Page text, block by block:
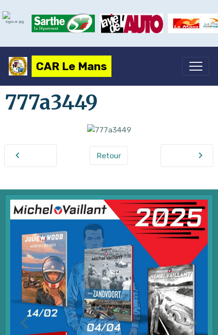
CAR Le Mans
777a3449
Retour